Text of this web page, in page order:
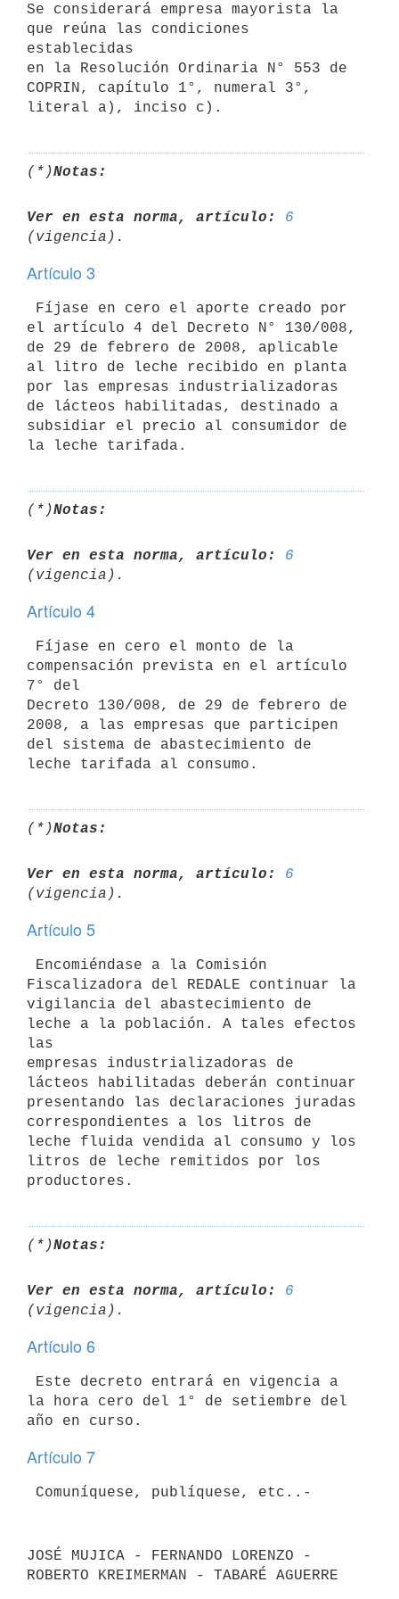
Se considerará empresa mayorista la
que reúna las condiciones
establecidas
en la Resolución Ordinaria N° 553 de
COPRIN, capítulo 1°, numeral 3°,
(*)Notas:
Ver en esta norma, artículo:
6
Artículo 3
el artículo 4 del Decreto N° 130/008,
de 29 de febrero de 2008, aplicable
al litro de leche recibido en planta
por las empresas industrializadoras
de lácteos habilitadas, destinado a
subsidiar el precio al consumidor de
(*)Notas:
Ver en esta norma, artículo:
6
Artículo 4
compensación prevista en el artículo
7° del
Decreto 130/008, de 29 de febrero de
2008, a las empresas que participen
del sistema de abastecimiento de
(*)Notas:
Ver en esta norma, artículo:
6
Artículo 5
Fiscalizadora del REDALE continuar la
vigilancia del abastecimiento de
leche a la población. A tales efectos
las
empresas industrializadoras de
lácteos habilitadas deberán continuar
presentando las declaraciones juradas
correspondientes a los litros de
leche fluida vendida al consumo y los
litros de leche remitidos por los
(*)Notas:
Ver en esta norma, artículo:
6
Artículo 6
la hora cero del 1° de setiembre del
Artículo 7
JOSÉ MUJICA - FERNANDO LORENZO -
ROBERTO KREIMERMAN - TABARÉ AGUERRE